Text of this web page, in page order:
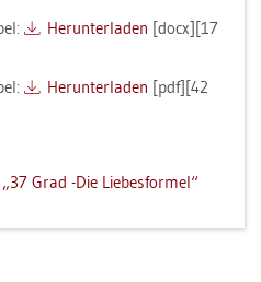
Her­un­ter­la­den [docx][17
Her­un­ter­la­den [pdf][42
Grad -Die Lie­bes­for­mel“